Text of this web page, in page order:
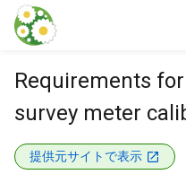
本文に飛ぶ
Requirements
survey meter
提供元サイトで表示